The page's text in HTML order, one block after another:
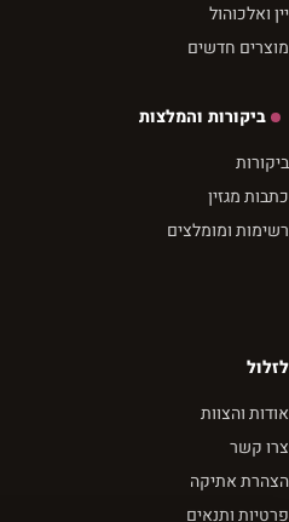
יין ואלכוהול
מוצרים חדשים
ביקורות והמלצות
ביקורות
כתבות מגזין
רשימות ומומלצים
לזלול
אודות והצוות
צרו קשר
הצהרת אתיקה
פרטיות ותנאים